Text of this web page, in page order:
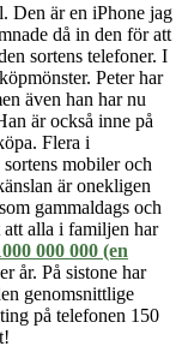
Den är en iPhone jag
då in den för att
sortens telefoner. I
Peter har
även han har nu
är också inne på
Flera i
mobiler och
är onekligen
gammaldags och
att alla i familjen har
000 000 (en
år. På sistone har
genomsnittlige
på telefonen 150